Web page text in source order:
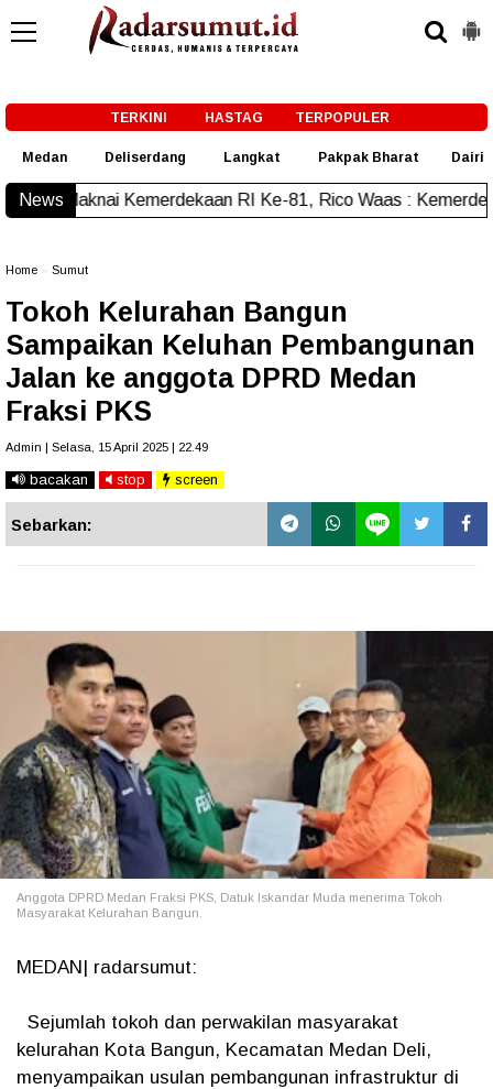
TERKINI HASTAG TERPOPULER
Medan Deliserdang Langkat Pakpak Bharat Dairi
News RI Ke-81, Rico Waas : Kemerdekaan Harus
Home Sumut
Tokoh Kelurahan Bangun
Sampaikan Keluhan Pembangunan
Jalan ke anggota DPRD Medan
Fraksi PKS
Admin | Selasa, 15 April 2025 | 22.49
bacakan stop screen
Sebarkan:
Anggota DPRD Medan Fraksi PKS, Datuk Iskandar Muda menerima Tokoh
Masyarakat Kelurahan Bangun.
MEDAN| radarsumut:
Sejumlah tokoh dan perwakilan masyarakat
kelurahan Kota Bangun, Kecamatan Medan Deli,
menyampaikan usulan pembangunan infrastruktur di